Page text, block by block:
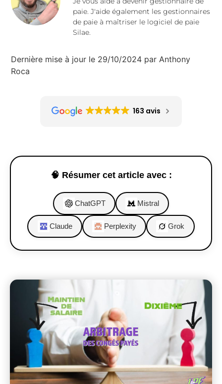
paie. J'aide également les gestionnaires
de paie à maîtriser le logiciel de paie
Silae.
Dernière mise à jour le 29/10/2024 par Anthony
Roca
163 avis
🧠 Résumer cet article avec :
ChatGPT Mistral
Claude Perplexity Grok